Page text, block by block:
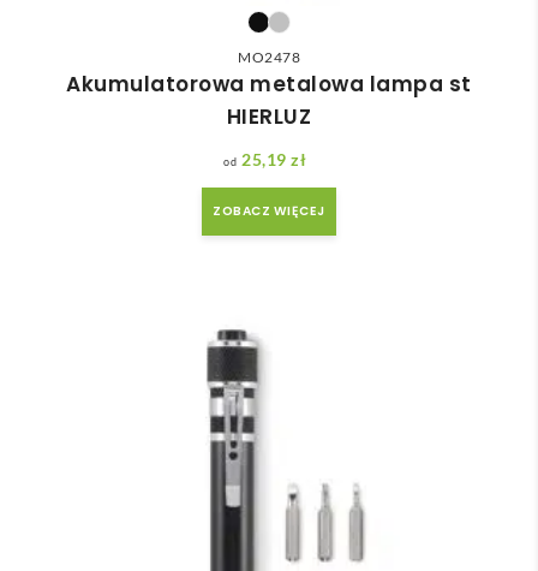
MO2478
Akumulatorowa metalowa lampa st
HIERLUZ
25,19zł
ZOBACZ WIĘCEJ